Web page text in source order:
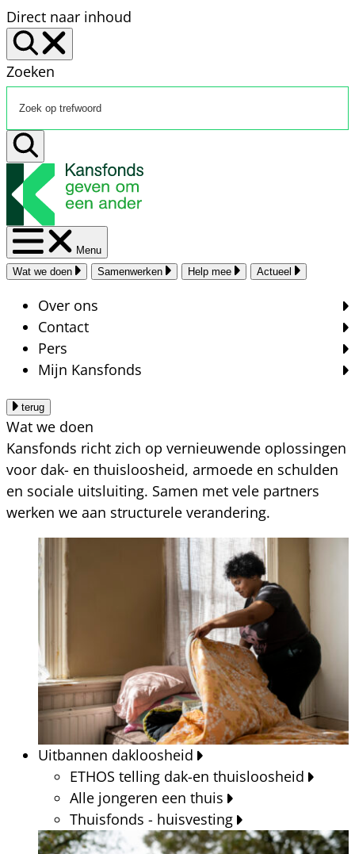
Direct naar inhoud
Zoeken
Menu
Wat we doen
Samenwerken Help mee Actueel
Over ons
Contact
Pers
Mijn Kansfonds
terug
Wat we doen
Kansfonds richt zich op vernieuwende oplossingen
voor dak- en thuisloosheid, armoede en schulden
en sociale uitsluiting. Samen met vele partners
werken we aan structurele verandering.
Uitbannen dakloosheid
ETHOS telling dak-en thuisloosheid
Alle jongeren een thuis
Thuisfonds - huisvesting